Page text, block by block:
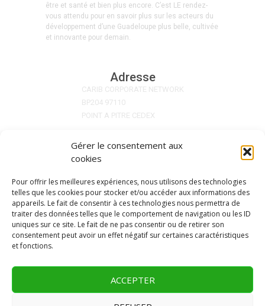
Gérer le consentement aux
cookies
Pour offrir les meilleures expériences, nous utilisons des technologies
telles que les cookies pour stocker et/ou accéder aux informations des
appareils. Le fait de consentir à ces technologies nous permettra de
traiter des données telles que le comportement de navigation ou les ID
uniques sur ce site. Le fait de ne pas consentir ou de retirer son
consentement peut avoir un effet négatif sur certaines caractéristiques
et fonctions.
ACCEPTER
être et santé et bien plus encore. C’est LE rendez-
vous attendu pour en savoir plus sur les acteurs du
développement d’une Guadeloupe plus belle, cultivée
et innovante pour demain.
Adresse
CARIB CORPORATE NETWORK
BP204 97110
POINT A PITRE CEDEX
Nos Réseaux